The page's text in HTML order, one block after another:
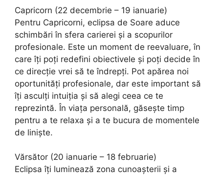
Capricorn (22 decembrie – 19 ianuarie)
Pentru Capricorni, eclipsa de Soare aduce
schimbări în sfera carierei și a scopurilor
profesionale. Este un moment de reevaluare, în
care îți poți redefini obiectivele și poți decide în
ce direcție vrei să te îndrepți. Pot apărea noi
oportunități profesionale, dar este important să
îți asculți intuiția și să alegi ceea ce te
reprezintă. În viața personală, găsește timp
pentru a te relaxa și a te bucura de momentele
de liniște.
Vărsător (20 ianuarie – 18 februarie)
Eclipsa îți luminează zona cunoașterii și a